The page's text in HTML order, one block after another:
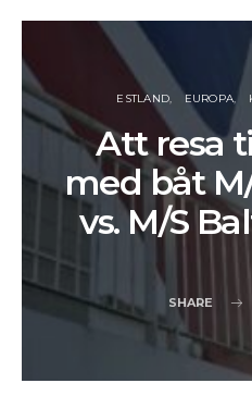
ESTLAND EUROPA
Att resa
med båt
vs. M/S
SHARE